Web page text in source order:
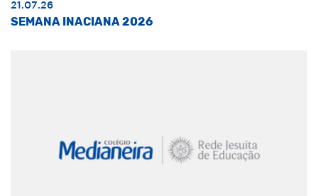
21.07.26
SEMANA INACIANA 2026